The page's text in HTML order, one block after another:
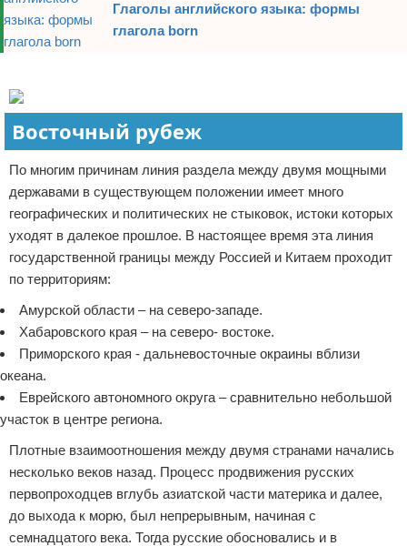
Глаголы английского языка: формы
глагола born
Восточный рубеж
По многим причинам линия раздела между двумя мощными
державами в существующем положении имеет много
географических и политических не стыковок, истоки которых
уходят в далекое прошлое. В настоящее время эта линия
государственной границы между Россией и Китаем проходит
по территориям:
Амурской области – на северо-западе.
Хабаровского края – на северо- востоке.
Приморского края - дальневосточные окраины вблизи
океана.
Еврейского автономного округа – сравнительно небольшой
участок в центре региона.
Плотные взаимоотношения между двумя странами начались
несколько веков назад. Процесс продвижения русских
первопроходцев вглубь азиатской части материка и далее,
до выхода к морю, был непрерывным, начиная с
семнадцатого века. Тогда русские обосновались и в